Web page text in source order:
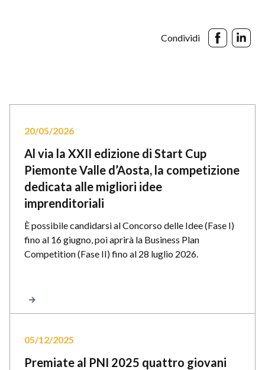
Condividi
20/05/2026
Al via la XXII edizione di Start Cup
Piemonte Valle d’Aosta, la competizione
dedicata alle migliori idee
imprenditoriali
È possibile candidarsi al Concorso delle Idee (Fase I)
fino al 16 giugno, poi aprirà la Business Plan
Competition (Fase II) fino al 28 luglio 2026.
05/12/2025
Premiate al PNI 2025 quattro giovani